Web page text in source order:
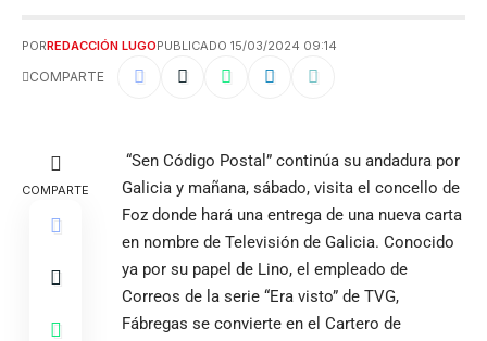
PORREDACCIÓN LUGOPUBLICADO 15/03/2024 09:14
COMPARTE
COMPARTE
“Sen Código Postal” continúa su andadura por
Galicia y mañana, sábado, visita el concello de
Foz donde hará una entrega de una nueva carta
en nombre de Televisión de Galicia. Conocido
ya por su papel de Lino, el empleado de
Correos de la serie “Era visto” de TVG,
Fábregas se convierte en el Cartero de